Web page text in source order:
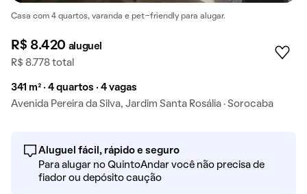
Casa com 4 quartos, varanda e pet-friendly para alugar.
R$ 8.420 aluguel
R$ 8.778 total
341 m² · 4 quartos · 4 vagas
Avenida Pereira da Silva, Jardim Santa Rosália · Sorocaba
Aluguel fácil, rápido e seguro
Para alugar no QuintoAndar você não precisa de
fiador ou depósito caução